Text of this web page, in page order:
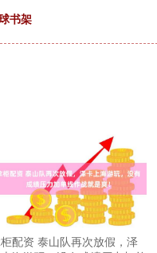
书架
配资 泰山队再次放假，泽